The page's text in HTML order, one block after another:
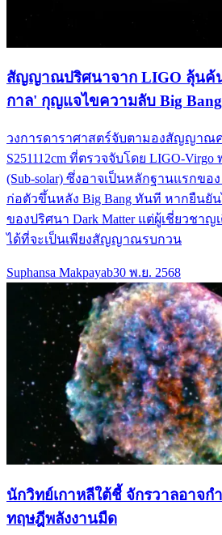
สัญญาณปริศนาจาก LIGO ลุ้นค้
กาล' กุญแจไขความลับ Big Bang
วงการดาราศาสตร์จับตามองสัญญาณ
S251112cm ที่ตรวจจับโดย LIGO-
(Sub-solar) ซึ่งอาจเป็นหลักฐานแรกของ
ก่อตัวขึ้นหลัง Big Bang ทันที หากยืนยั
ของปริศนา Dark Matter แต่ผู้เชี่ยวชาญ
ได้ที่จะเป็นเพียงสัญญาณรบกวน
Suphansa Makpayab30 พ.ย. 2568
นักวิทย์เกาหลีใต้ชี้ จักรวาลอาจก
ทฤษฎีพลังงานมืด